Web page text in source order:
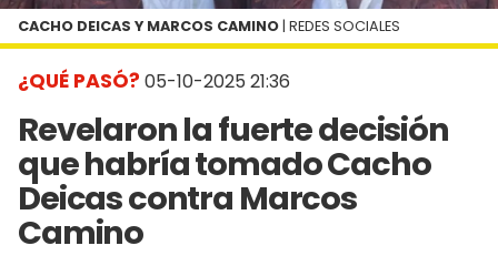
¿QUÉ PASÓ? 05-10-2025 21:36
Revelaron la fuerte decisión
que habría tomado Cacho
Deicas contra Marcos
Camino
CACHO DEICAS Y MARCOS CAMINO | REDES SOCIALES